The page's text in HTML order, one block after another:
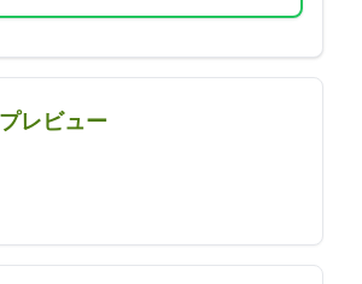
レビュー